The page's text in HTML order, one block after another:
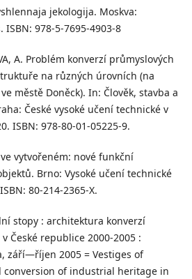
jekologija. Moskva:
ISBN: 978-5-7695-4903-8
A. Problém konverzí průmyslových
na různých úrovních (na
městě Doněck). In: Člověk, stavba a
České vysoké učení technické v
ISBN: 978-80-01-05225-9.
ve vytvořeném: nové funkční
Brno: Vysoké učení technické
80-214-2365-X.
stopy : architektura konverzí
České republice 2000-2005 :
září—říjen 2005 = Vestiges of
of industrial heritage in